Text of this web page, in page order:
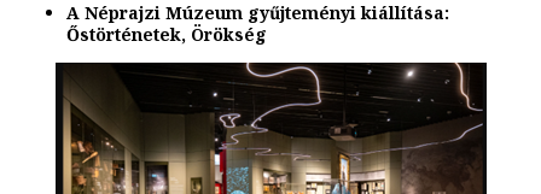
A Néprajzi Múzeum gyűjteményi kiállítása:
Őstörténetek, Örökség